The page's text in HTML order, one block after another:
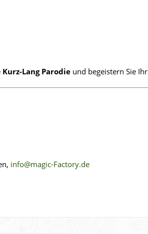
Kurz-Lang Parodie und begeistern Sie
info@magic-Factory.de